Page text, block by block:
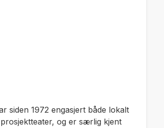
siden 1972 engasjert både lokalt
og er særlig kjent